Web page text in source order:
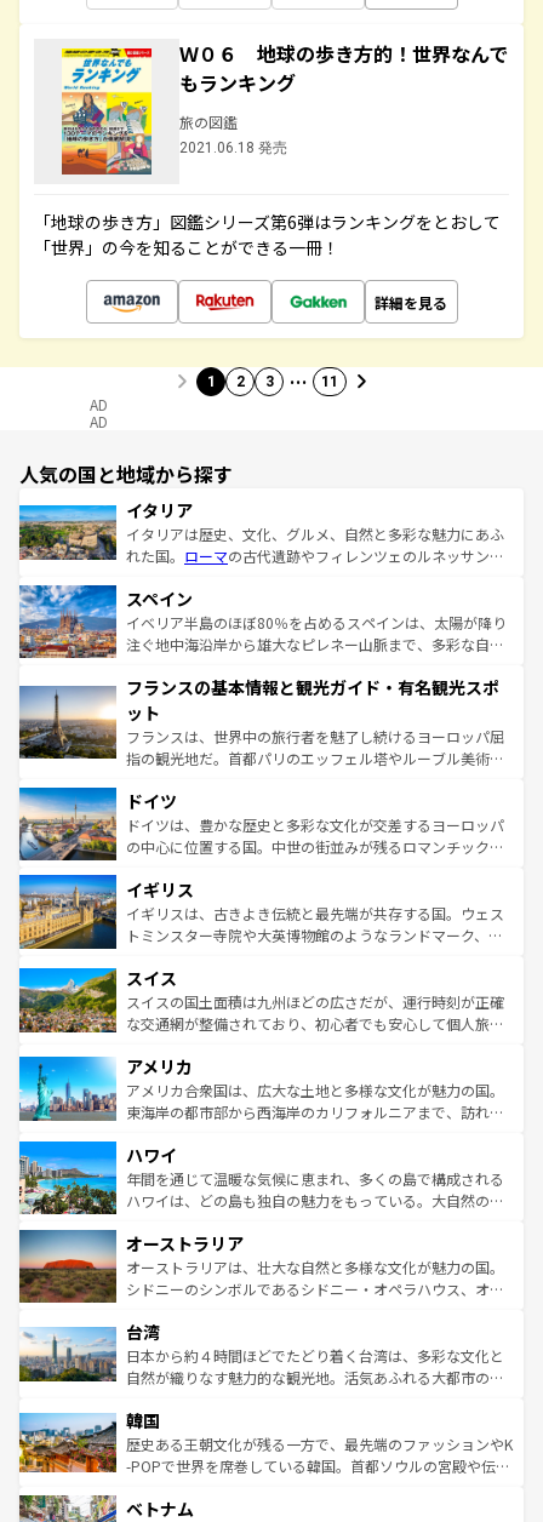
Ｗ０６ 地球の歩き方的！世界なんで
もランキング
旅の図鑑
2021.06.18 発売
「地球の歩き方」図鑑シリーズ第6弾はランキングをとおして
「世界」の今を知ることができる一冊！
詳細を見る
1 2 3 … 11
AD
AD
人気の国と地域から探す
イタリア
イタリアは歴史、文化、グルメ、自然と多彩な魅力にあふ
れた国。 ローマの古代遺跡やフィレンツェのルネッサンス
ろん、トスカーナの美しい田園風景やアマルフィ海岸の絶
景など、自然景観も見逃せない。観光の合間には、本場の
ピザやパスタなど、絶品のイタリア料理を堪能することも
ませてくれるイタリアで、忘れられない旅をしてみよう！
なお、新着のイタリア情報は
しい。
スペイン
イベリア半島のほぼ80％を占めるスペインは、太陽が降り
注ぐ地中海沿岸から雄大なピレネー山脈まで、多彩な自然
文化が根付くこの国では、情熱的なフラメンコ、熱気あふ
れる闘牛、そして美味しいタパスが生活の一部となってい
る。首都マドリードの洗練された雰囲気や、バルセロナの
アートに溢れた街角から、地方では古代ローマ遺跡や中世
せる。地方によって風土や気候が異なるスペインはその個
性で訪れる人を魅了する。 なお、新着のスペイン情報は コ
ンテンツ一覧を参照してほしい。
フランスの基本情報と観光ガイド・有名観光スポ
ット
フランスは、世界中の旅行者を魅了し続けるヨーロッパ屈
指の観光地だ。首都パリのエッフェル塔やルーブル美術館
で、幅広い魅力が詰まっている。華麗な宮殿、歴史的な大
聖堂、美しいビーチ、そして豊かな自然が、訪れる者を心
から魅了する。また、フランスは美食の国としても知ら
いる。シャンパンの発祥地であるランス、プロヴァンスの
香り高いラベンダー畑など、多彩な楽しみ方が可能だ。さ
らに、パリ以外の地域にも魅力が溢れており、どの街角に
れる地方に足を運ぶとそれぞれで全く異なる文化を体験で
きるだろう。 なお、新着のフランス情報はコンテンツ一覧
を参照してほしい。
ドイツ
ドイツは、豊かな歴史と多彩な文化が交差するヨーロッパ
の中心に位置する国。中世の街並みが残るロマンチック街
顔を持つこの国は、どこを歩いても飽きることがない。ベ
ルリンの文化的活気、バイエルン州のアルプスの絶景、そ
してライン川沿いのワイン畑といった風景は必見。ビール
は、お酒好きな人にはぜひ体験してほしい。 なお、新着の
ドイツ情報はコンテンツ一覧を参照してほしい。
イギリス
イギリスは、古きよき伝統と最先端が共存する国。ウェス
トミンスター寺院や大英博物館のようなランドマーク、歴
リアごとに異なる魅力がある。また、優雅なアフタヌーン
ティー、ビール好きにはたまらない英国パブ、サッカー観
戦など、本場だからこそできる体験も豊富。イギリスを旅
ンツ一覧を参照してほしい。
スイス
スイスの国土面積は九州ほどの広さだが、運行時刻が正確
な交通網が整備されており、初心者でも安心して個人旅行
の建物がそのまま残る町や、スイスならではのユニークな
博物館もあり、アルプス観光だけでなく町歩きも満喫する
ことができる。国民の所得が高いため物価も高いが、旅行
ば市内交通費無料で観光を楽しむこともできる。 なお、新
着のスイス情報はコンテンツ一覧 を参照してほしい。
アメリカ
アメリカ合衆国は、広大な土地と多様な文化が魅力の国。
東海岸の都市部から西海岸のカリフォルニアまで、訪れる
のような巨大都市は、観光、ショッピング、エンターテイ
ンメントが詰まった刺激的なスポットだ。一方、アメリカ
西部には大自然が広がり、グランドキャニオンやイエロー
部のニューオーリンズでは、音楽と美食が融合した独特の
文化が魅力。旅行者はアメリカの各地域で異なる魅力を楽
しみながら、その多様性と豊かな歴史を感じることができ
ならではの贅沢な旅のスタイルだ。 なお、新着のアメリカ
情報はコンテンツ一覧を参照してほしい。
ハワイ
年間を通じて温暖な気候に恵まれ、多くの島で構成される
ハワイは、どの島も独自の魅力をもっている。大自然の神
ワイ島は見逃せない。また、定番の観光地といえばオアフ
島だが、静かな自然を求めるならマウイ島やカウアイ島が
おすすめ。エメラルドグリーンに輝く海をはじめ、豊かな
れるおもてなしの心で訪れる人々を迎えてくれるハワイの
人々、おいしいローカルフードやハワイアンミュージッ
ク、伝統的なフラダンスなど、すべてがハワイの魅力を彩
ワイを、存分に味わってほしい。 なお、新着のハワイ情報
はコンテンツ一覧を参照してほしい。
オーストラリア
オーストラリアは、壮大な自然と多様な文化が魅力の国。
シドニーのシンボルであるシドニー・オペラハウス、オー
リアリーフや大陸中央部にそびえるウルル（エアーズロッ
ク）、タスマニアの美しい原生林やケアンズの熱帯雨林な
ど、見どころがたくさん。また、カフェやワイン、オージ
いる。アクティビティも充実しており、サーフィンやダイ
ビング、ハイキングなど、アウトドア好きにはたまらな
い。オーストラリアの多彩な魅力を存分に味わいつくそ
参照してほしい。
台湾
日本から約４時間ほどでたどり着く台湾は、多彩な文化と
自然が織りなす魅力的な観光地。活気あふれる大都市の台
ン）、静ひつな山岳地帯である台湾東部など、都市の喧騒
と山間の静けさが共存しており、訪れる人に新しい発見と
驚きをもたらしてくれる。また、奥深い台湾の食文化も魅
容にもいいと評判のスイーツなど、バラエティ豊かな料理
韓国
歴史ある王朝文化が残る一方で、最先端のファッションやK
-POPで世界を席巻している韓国。首都ソウルの宮殿や伝統
き、地方に足を延ばせば四季折々の自然美を楽しむことが
ベトナム